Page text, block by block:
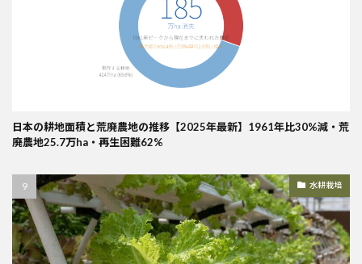
日本の耕地面積と荒廃農地の推移【2025年最新】1961年比30%減・荒
廃農地25.7万ha・再生困難62%
水耕栽培